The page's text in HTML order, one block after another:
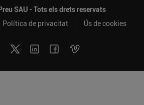
SAU - Tots els drets reservats
Política de privacitat Ús de cookies